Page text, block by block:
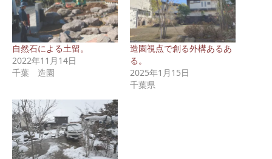
自然石による土留。
2022年11月14日
千葉 造園
造園視点で創る外構あるあ
る。
2025年1月15日
千葉県